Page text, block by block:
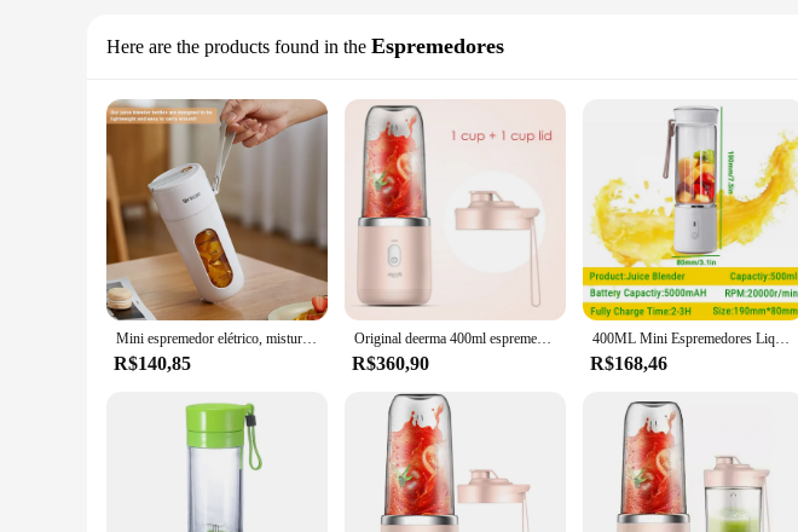
Here are the products found in the Espremedores
Mini espremedor elétrico, misturador de suco de frutas, espremedor recarregável USB, suco Maker, liquidificador portátil, 1500mAh, 400ml
R$140,85
Original deerma 400ml espremedor de frutas laranja limão espremedor elétrico portátil liquidificador sem fio para viagens
R$360,90
400ML Mini Espremedores Liquidificador Elétrico Portátil Misturadores De Frutas Usb Milkshake De Alimentos De Frutas Liquidificador De Alimentos Multifunções
R$168,46